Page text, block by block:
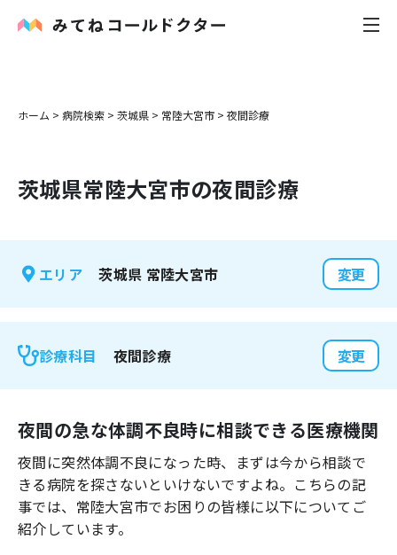
内科
花粉症
感染症
よくあるご質問
ホーム > 病院検索 > 茨城県 > 常陸大宮市 > 夜間診療
茨城県常陸大宮市の夜間診療
エリア 茨城県 常陸大宮市 変更
診療科目 夜間診療 変更
夜間の急な体調不良時に相談できる医療機関
夜間に突然体調不良になった時、まずは今から相談で
きる病院を探さないといけないですよね。こちらの記
事では、 常陸大宮市でお困りの皆様に以下についてご
紹介しています。